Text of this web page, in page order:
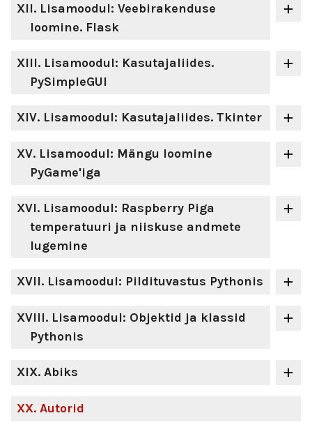
XII. Lisamoodul: Veebirakenduse
loomine. Flask
XIII. Lisamoodul: Kasutajaliides.
PySimpleGUI
XIV. Lisamoodul: Kasutajaliides. Tkinter
XV. Lisamoodul: Mängu loomine
PyGame'iga
XVI. Lisamoodul: Raspberry Piga
temperatuuri ja niiskuse andmete
lugemine
XVII. Lisamoodul: Pildituvastus Pythonis
XVIII. Lisamoodul: Objektid ja klassid
Pythonis
XIX. Abiks
XX. Autorid